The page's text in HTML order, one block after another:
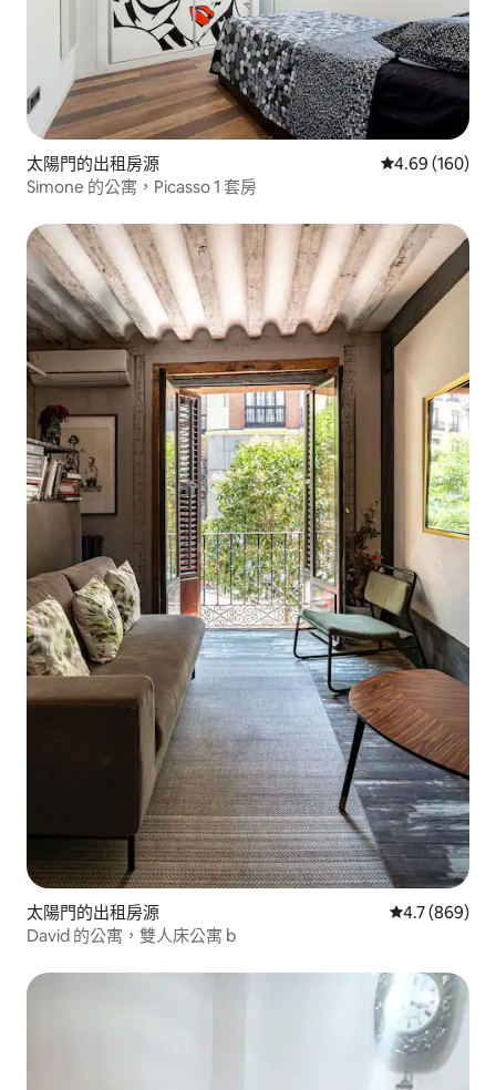
太陽門的出租房源 從 160 則評價
4.69 (160)
Simone 的公寓，Picasso 1 套房
太陽門的出租房源 從 869 則評
4.7 (869)
David 的公寓，雙人床公寓 b